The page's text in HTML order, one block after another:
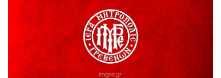
Διακοπή υδροδότησης του Α΄ κλάδου ύδρευσης
5 Αυγούστου 2026
Η Marseaux στα Γρεβενά για μια μοναδική συναυλία